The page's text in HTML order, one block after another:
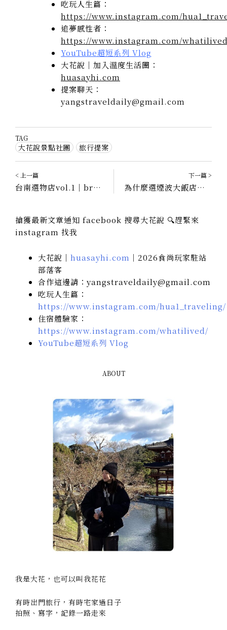
吃玩人生篇：
https://www.instagram.com/
追夢感性者：
https://www.instagram.com/
YouTube超短系列 Vlog
大花說｜加入溫度生活圈：
huasayhi.com
提案聊天：
yangstraveldaily@gmail.com
TAG
大花說景點社團 旅行提案
< 上一篇
台南選物店vol.1｜broom design 畚｜隱於城市中的微森林，就在a Room房間咖啡隔壁
下一篇 >
為什麼選煙波大飯店台南館？散步就可到的美術館 2 館、早餐超豐盛｜台南住宿
搶獲最新文章通知 facebook 搜尋大花說 🔍趕緊來
instagram 找我
大花說｜ huasayhi.com ｜2026食尚玩家駐站
部落客
合作這邊請：yangstraveldaily@gmail.com
吃玩人生篇：
https://www.instagram.com/hua1_traveling/
住宿體驗家：
https://www.instagram.com/whatilived/
YouTube超短系列 Vlog
ABOUT
我是大花，也可以叫我花花
有時出門旅行，有時宅家過日子
拍照、寫字，記錄一路走來